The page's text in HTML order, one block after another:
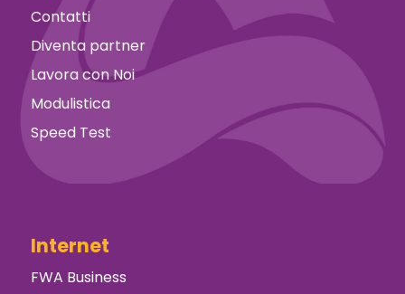
Contatti
Diventa partner
Lavora con Noi
Modulistica
Speed Test
Internet
FWA Business